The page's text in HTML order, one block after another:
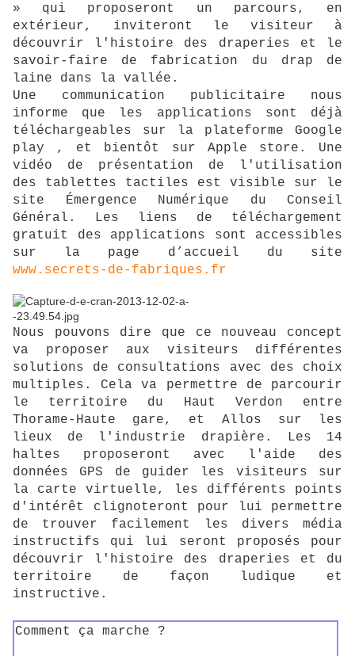
» qui proposeront un parcours, en
extérieur, inviteront le visiteur à
découvrir l'histoire des draperies et le
savoir-faire de fabrication du drap de
laine dans la vallée.
Une communication publicitaire nous
informe que les applications sont déjà
téléchargeables sur la plateforme Google
play , et bientôt sur Apple store. Une
vidéo de présentation de l'utilisation
des tablettes tactiles est visible sur le
site Émergence Numérique du Conseil
Général. Les liens de téléchargement
gratuit des applications sont accessibles
sur la page d’accueil du site
www.secrets-de-fabriques.fr
Nous pouvons dire que ce nouveau concept
va proposer aux visiteurs différentes
solutions de consultations avec des choix
multiples. Cela va permettre de parcourir
le territoire du Haut Verdon entre
Thorame-Haute gare, et Allos sur les
lieux de l'industrie drapière. Les 14
haltes proposeront avec l'aide des
données GPS de guider les visiteurs sur
la carte virtuelle, les différents points
d'intérêt clignoteront pour lui permettre
de trouver facilement les divers média
instructifs qui lui seront proposés pour
découvrir l'histoire des draperies et du
territoire de façon ludique et
instructive.
Comment ça marche ?